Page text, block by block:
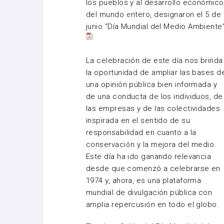
los pueblos y al desarrollo económico
del mundo entero, designaron el 5 de
junio “Día Mundial del Medio
La celebración de este día nos brinda
la oportunidad de ampliar las bases
una opinión pública bien informada y
de una conducta de los individuos, de
las empresas y de las colectividades
inspirada en el sentido de su
responsabilidad en cuanto a la
conservación y la mejora del medio.
Este día ha ido ganando relevancia
desde que comenzó a celebrarse en
1974 y, ahora, es una plataforma
mundial de divulgación pública con
amplia repercusión en todo el globo.